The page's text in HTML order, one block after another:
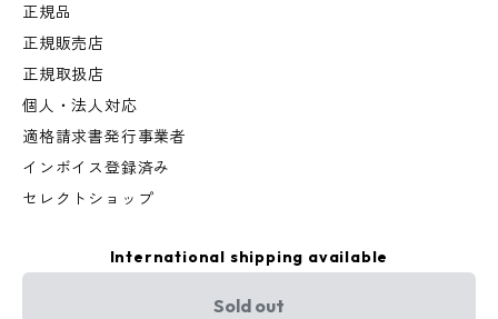
正規品
正規販売店
正規取扱店
個人・法人対応
適格請求書発行事業者
インボイス登録済み
セレクトショップ
International shipping available
Sold out